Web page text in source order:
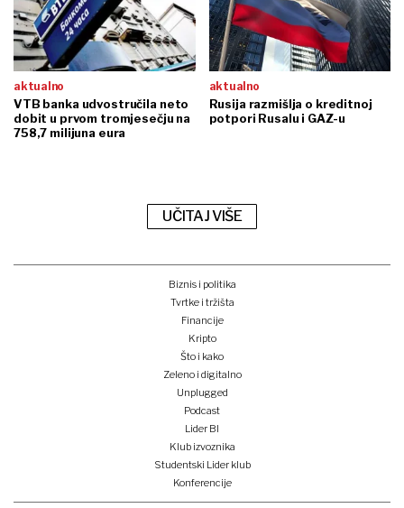
aktualno
VTB banka udvostručila neto
dobit u prvom tromjesečju na
758,7 milijuna eura
aktualno
Rusija razmišlja o kreditnoj
potpori Rusalu i GAZ-u
UČITAJ VIŠE
Biznis i politika
Tvrtke i tržišta
Financije
Kripto
Što i kako
Zeleno i digitalno
Unplugged
Podcast
Lider BI
Klub izvoznika
Studentski Lider klub
Konferencije